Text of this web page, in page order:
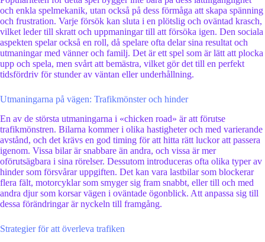
och enkla spelmekanik, utan också på dess förmåga att skapa spänning
och frustration. Varje försök kan sluta i en plötslig och oväntad krasch,
vilket leder till skratt och uppmaningar till att försöka igen. Den sociala
aspekten spelar också en roll, då spelare ofta delar sina resultat och
utmaningar med vänner och familj. Det är ett spel som är lätt att plocka
upp och spela, men svårt att bemästra, vilket gör det till en perfekt
tidsfördriv för stunder av väntan eller underhållning.
Utmaningarna på vägen: Trafikmönster och hinder
En av de största utmaningarna i «chicken road» är att förutse
trafikmönstren. Bilarna kommer i olika hastigheter och med varierande
avstånd, och det krävs en god timing för att hitta rätt luckor att passera
igenom. Vissa bilar är snabbare än andra, och vissa är mer
oförutsägbara i sina rörelser. Dessutom introduceras ofta olika typer av
hinder som försvårar uppgiften. Det kan vara lastbilar som blockerar
flera fält, motorcyklar som smyger sig fram snabbt, eller till och med
andra djur som korsar vägen i oväntade ögonblick. Att anpassa sig till
dessa förändringar är nyckeln till framgång.
Strategier för att överleva trafiken